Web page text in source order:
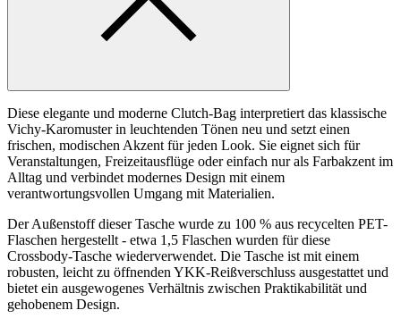
Diese elegante und moderne Clutch-Bag interpretiert das klassische
Vichy-Karomuster in leuchtenden Tönen neu und setzt einen
frischen, modischen Akzent für jeden Look. Sie eignet sich für
Veranstaltungen, Freizeitausflüge oder einfach nur als Farbakzent im
Alltag und verbindet modernes Design mit einem
verantwortungsvollen Umgang mit Materialien.
Der Außenstoff dieser Tasche wurde zu 100 % aus recycelten PET-
Flaschen hergestellt - etwa 1,5 Flaschen wurden für diese
Crossbody-Tasche wiederverwendet. Die Tasche ist mit einem
robusten, leicht zu öffnenden YKK-Reißverschluss ausgestattet und
bietet ein ausgewogenes Verhältnis zwischen Praktikabilität und
gehobenem Design.